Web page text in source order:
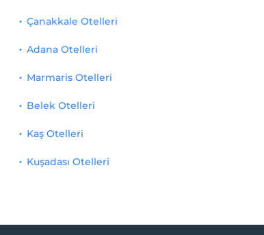
Çanakkale Otelleri
Adana Otelleri
Marmaris Otelleri
Belek Otelleri
Kaş Otelleri
Kuşadası Otelleri